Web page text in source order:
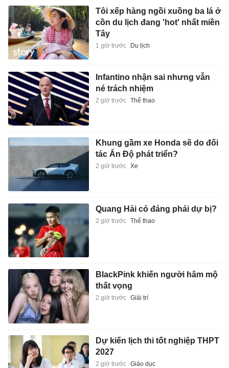
Tôi xếp hàng ngồi xuồng ba lá ở
cồn du lịch đang 'hot' nhất miền
Tây
1 giờ trước Du lịch
Infantino nhận sai nhưng vẫn
né trách nhiệm
2 giờ trước Thể thao
Khung gầm xe Honda sẽ do đối
tác Ấn Độ phát triển?
2 giờ trước Xe
Quang Hải có đáng phải dự bị?
2 giờ trước Thể thao
BlackPink khiến người hâm mộ
thất vọng
2 giờ trước Giải trí
Dự kiến lịch thi tốt nghiệp THPT
2027
2 giờ trước Giáo dục